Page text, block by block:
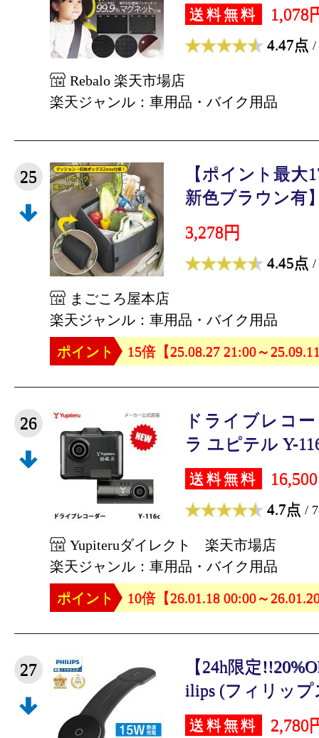
送料無料 1,078
4.47点 /
Rebalo 楽天市場店
楽天ジャンル：車用品・バイク用品
25
【ポイント最大
新色ブラウン有
3,278円
4.45点 /
まごころ屋本店
楽天ジャンル：車用品・バイク用品
ポイント
15倍【25.08.27 21:00～
26
ドライブレコ
ラ ユピテル Y-
送料無料
4.7点 /
Yupiteruダイレクト 楽天市場店
楽天ジャンル：車用品・バイク用品
ポイント
10倍【26.01.18 00:00～
27
【24h限定
ilips (フィリッ
送料無料 2,780